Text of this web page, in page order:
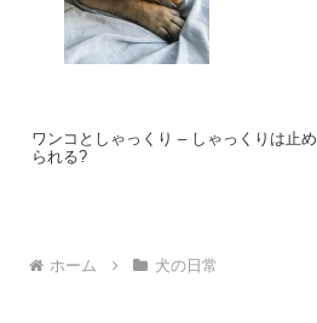
ワンコとしゃっくり – しゃっくりは止め
られる?
ホーム 犬の日常